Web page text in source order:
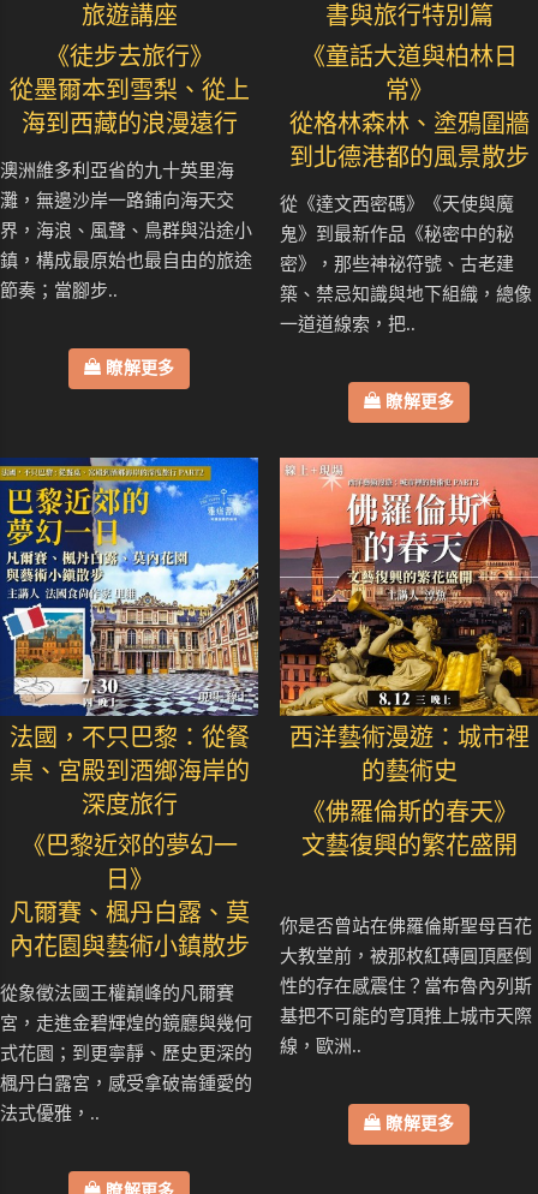
旅遊講座
《徒步去旅行》
從墨爾本到雪梨、從上
海到西藏的浪漫遠行
澳洲維多利亞省的九十英里海
灘，無邊沙岸一路鋪向海天交
界，海浪、風聲、鳥群與沿途小
鎮，構成最原始也最自由的旅途
節奏；當腳步..
瞭解更多
書與旅行特別篇
《童話大道與柏林日
常》
從格林森林、塗鴉圍牆
到北德港都的風景散步
從《達文西密碼》《天使與魔
鬼》到最新作品《秘密中的秘
密》，那些神祕符號、古老建
築、禁忌知識與地下組織，總像
一道道線索，把..
瞭解更多
法國，不只巴黎：從餐
桌、宮殿到酒鄉海岸的
深度旅行
《巴黎近郊的夢幻一
日》
凡爾賽、楓丹白露、莫
內花園與藝術小鎮散步
從象徵法國王權巔峰的凡爾賽
宮，走進金碧輝煌的鏡廳與幾何
式花園；到更寧靜、歷史更深的
楓丹白露宮，感受拿破崙鍾愛的
法式優雅，..
西洋藝術漫遊：城市裡
的藝術史
《佛羅倫斯的春天》
文藝復興的繁花盛開
你是否曾站在佛羅倫斯聖母百花
大教堂前，被那枚紅磚圓頂壓倒
性的存在感震住？當布魯內列斯
基把不可能的穹頂推上城市天際
線，歐洲..
瞭解更多